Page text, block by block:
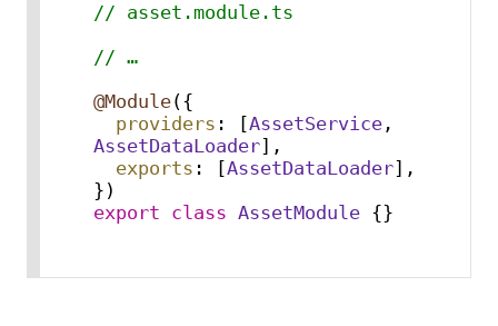
// asset.module.ts
// …
@Module({
providers : [AssetService
AssetDataLoader],
exports : [AssetDataLoader],
export class AssetModule {}